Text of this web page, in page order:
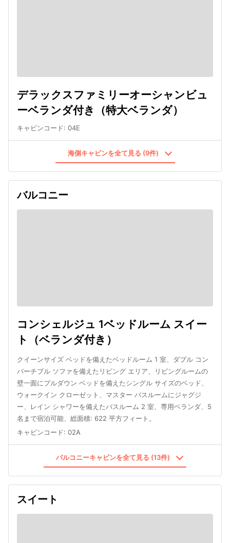
デラックスファミリーオーシャンビュ
ーベランダ付き（特大ベランダ）
キャビンコード: 04E
海側キャビンを全て見る (9件)
バルコニー
コンシェルジュ 1ベッドルーム スイー
ト（ベランダ付き）
クイーンサイズ ベッドを備えたベッドルーム 1 室、ダブル コン
バーチブル ソファを備えたリビング エリア、リビングルームの
壁一面にプルダウン ベッドを備えたシングル サイズのベッド、
ウォークイン クローゼット、マスター バスルームにジャグジ
ー、レイン シャワーを備えたバスルーム 2 室、専用ベランダ、5
名まで宿泊可能、総面積: 622 平方フィート。
キャビンコード: 02A
バルコニーキャビンを全て見る (13件)
スイート